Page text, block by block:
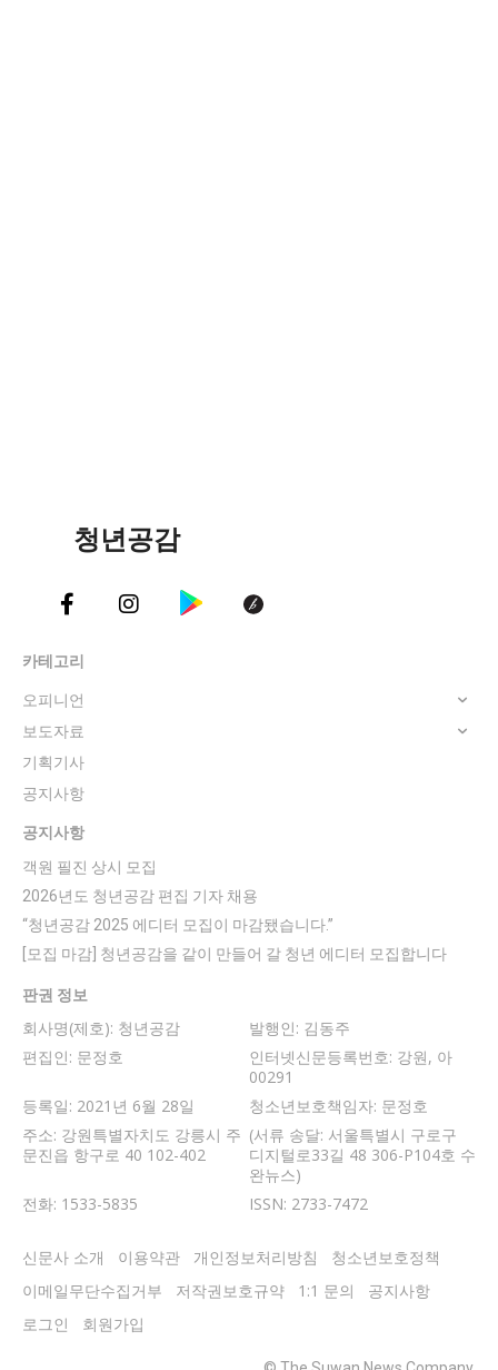
청년공감
카테고리
오피니언
보도자료
기획기사
공지사항
공지사항
객원 필진 상시 모집
2026년도 청년공감 편집 기자 채용
“청년공감 2025 에디터 모집이 마감됐습니다.”
[모집 마감] 청년공감을 같이 만들어 갈 청년 에디터 모집합니다
판권 정보
회사명(제호): 청년공감
발행인: 김동주
편집인: 문정호
인터넷신문등록번호: 강원, 아
00291
등록일: 2021년 6월 28일
청소년보호책임자: 문정호
주소: 강원특별자치도 강릉시 주
문진읍 항구로 40 102-402
(서류 송달: 서울특별시 구로구
디지털로33길 48 306-P104호 수
완뉴스)
전화: 1533-5835
ISSN: 2733-7472
신문사 소개 이용약관 개인정보처리방침
청소년보호정책
이메일무단수집거부
저작권보호규약 1:1 문의
공지사항
로그인
회원가입